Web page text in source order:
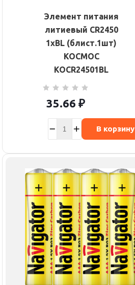
Элемент питания
литиевый CR2450
1хBL (блист.1шт)
КОСМОС
KOCR24501BL
35.66 ₽
В корзину